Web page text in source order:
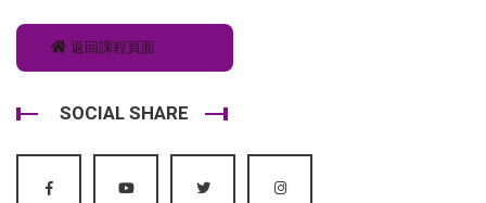
返回課程頁面
SOCIAL SHARE